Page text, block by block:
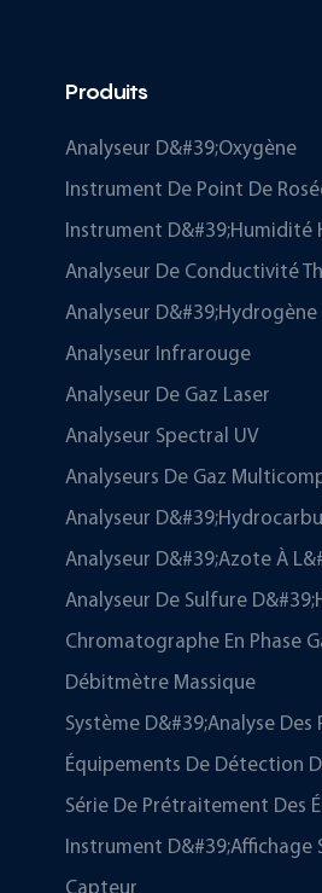
Produits
Analyseur D&#39;oxygène
Instrument De Point De
Instrument D&#39;humidité
Analyseur De Conductivité
Analyseur D&#39;hydrogène
Analyseur Infrarouge
Analyseur De Gaz Laser
Analyseur Spectral UV
Analyseurs De Gaz
Analyseur
Analyseur D&#39;azote À
Analyseur De Sulfure
Chromatographe En Phase
Débitmètre Massique
Système D&#39;analyse Des
Équipements De Détection
Série De Prétraitement Des
Instrument D&#39;affichage